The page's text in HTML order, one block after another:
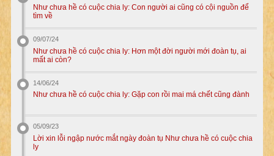
Như chưa hề có cuộc chia ly: Con người ai cũng có cội nguồn để
tìm về
09/07/24
Như chưa hề có cuộc chia ly: Hơn một đời người mới đoàn tụ, ai
mất ai còn?
14/06/24
Như chưa hề có cuộc chia ly: Gặp con rồi mai má chết cũng đành
05/09/23
Lời xin lỗi ngập nước mắt ngày đoàn tụ Như chưa hề có cuộc chia
ly